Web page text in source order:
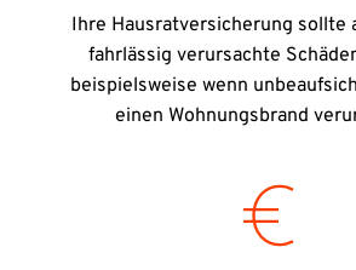
Ihre Hausratversicherung sollte
fahrlässig verursachte
beispielsweise wenn
einen Wohnungsbrand